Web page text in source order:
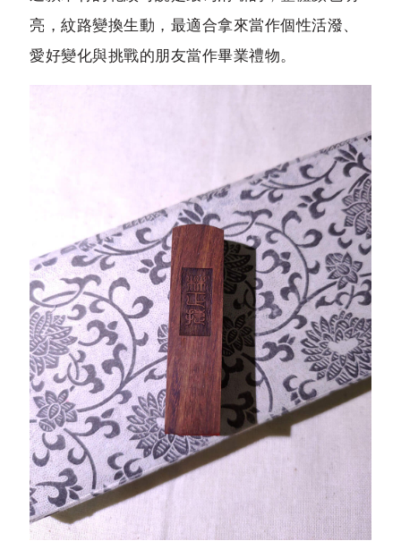
亮，紋路變換生動，最適合拿來當作個性活潑、
愛好變化與挑戰的朋友當作畢業禮物。